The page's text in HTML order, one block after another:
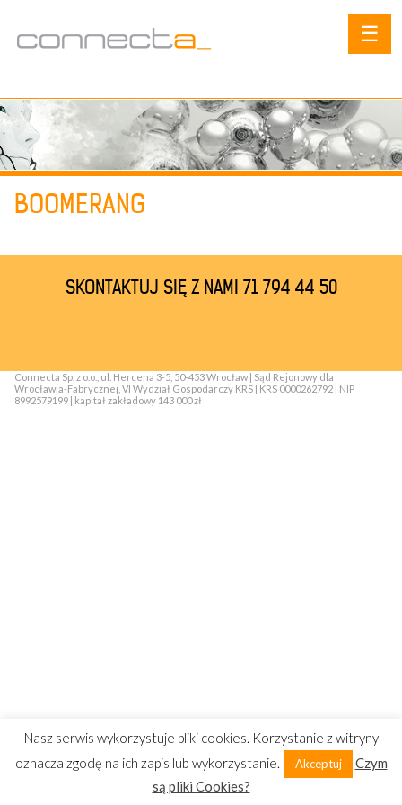
☰
BOOMERANG
SKONTAKTUJ SIĘ Z NAMI 71 794 44 50
Connecta Sp. z o.o., ul. Hercena 3-5, 50-453 Wrocław | Sąd Rejonowy dla
Wrocławia-Fabrycznej, VI Wydział Gospodarczy KRS | KRS 0000262792 | NIP
8992579199 | kapitał zakładowy 143 000 zł
Nasz serwis wykorzystuje pliki cookies. Korzystanie z witryny
oznacza zgodę na ich zapis lub wykorzystanie.
Akceptuj
Czym
są pliki Cookies?